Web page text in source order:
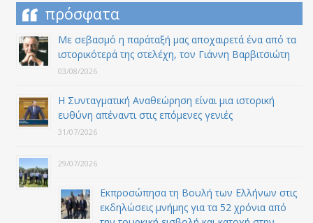
πρόσφατα
Με σεβασμό η παράταξή μας αποχαιρετά ένα από τα
ιστορικότερά της στελέχη, τον Γιάννη Βαρβιτσιώτη
03/08/2026
Η Συνταγματική Αναθεώρηση είναι μια ιστορική
ευθύνη απέναντι στις επόμενες γενιές
31/07/2026
29/07/2026
Εκπροσώπησα τη Βουλή των Ελλήνων στις
εκδηλώσεις μνήμης για τα 52 χρόνια από